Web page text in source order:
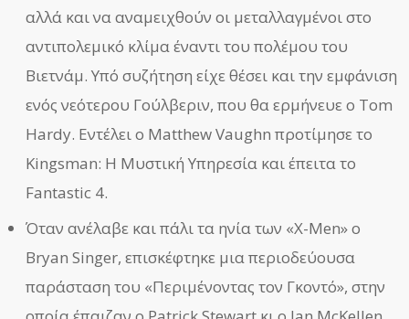
αλλά και να αναμειχθούν οι μεταλλαγμένοι στο
αντιπολεμικό κλίμα έναντι του πολέμου του
Βιετνάμ. Υπό συζήτηση είχε θέσει και την εμφάνιση
ενός νεότερου Γούλβεριν, που θα ερμήνευε ο Tom
Hardy. Εντέλει ο Matthew Vaughn προτίμησε το
Kingsman: Η Μυστική Υπηρεσία και έπειτα το
Fantastic 4.
Όταν ανέλαβε και πάλι τα ηνία των «X-Men» ο
Bryan Singer, επισκέφτηκε μια περιοδεύουσα
παράσταση του «Περιμένοντας τον Γκοντό», στην